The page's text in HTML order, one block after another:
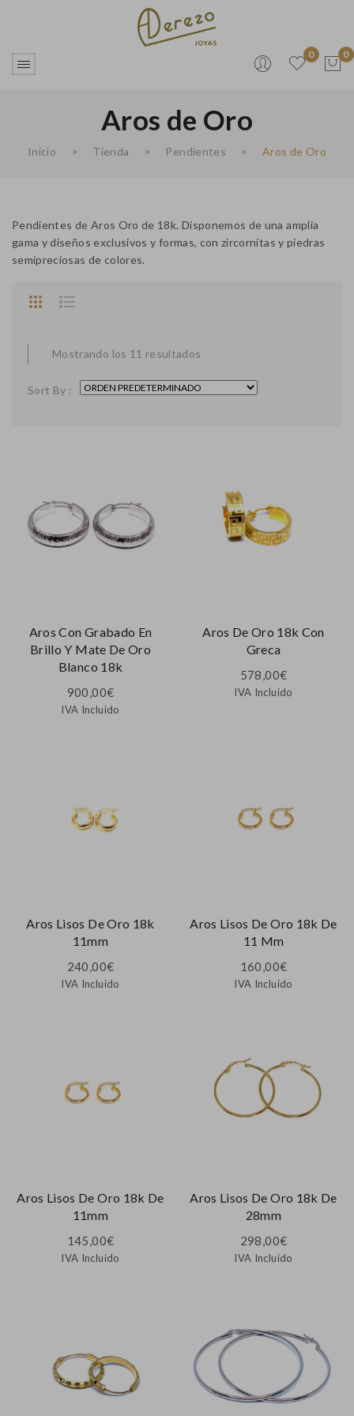
0
No products in the cart.
0
Aros de Oro
Inicio > Tienda > Pendientes > Aros de Oro
Pendientes de Aros Oro de 18k. Disponemos de una amplia
gama y diseños exclusivos y formas, con zircornitas y piedras
semipreciosas de colores.
Mostrando los 11 resultados
Sort By :
Aros Con Grabado En
Brillo Y Mate De Oro
Blanco 18k
900,00€
IVA Incluido
Aros De Oro 18k Con
Greca
578,00€
IVA Incluido
Aros Lisos De Oro 18k
11mm
240,00€
IVA Incluido
Aros Lisos De Oro 18k De
11 Mm
160,00€
IVA Incluido
Aros Lisos De Oro 18k De
11mm
145,00€
IVA Incluido
Aros Lisos De Oro 18k De
28mm
298,00€
IVA Incluido